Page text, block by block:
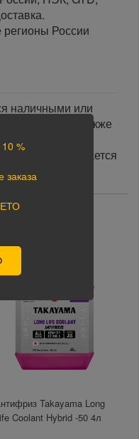
регионы России
наличными или
получении, а также
При оплате
доставки считается
Takayama Long
Coolant Hybrid -50 4л
%
заказа